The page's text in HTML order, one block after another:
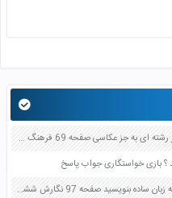
یکی از هنرمندان معاصر مورد علاقه خود را در هر رشته ای به جز عکاسی صفحه 69 فرهنگ و هنر نهم
؟ بازی خواستگاری جواب پاسخ
یکی از حکایت هایی را که تا به حال شنیده اید به زبان ساده بنویسید صفحه 97 نگارش ششم دبستان